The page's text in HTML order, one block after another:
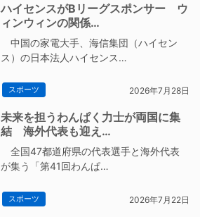
ハイセンスがBリーグスポンサー ウ
ィンウィンの関係…
中国の家電大手、海信集団（ハイセン
ス）の日本法人ハイセンス…
スポーツ 2026年7月28日
未来を担うわんぱく力士が両国に集
結 海外代表も迎え…
全国47都道府県の代表選手と海外代表
が集う「第41回わんぱ…
スポーツ 2026年7月22日